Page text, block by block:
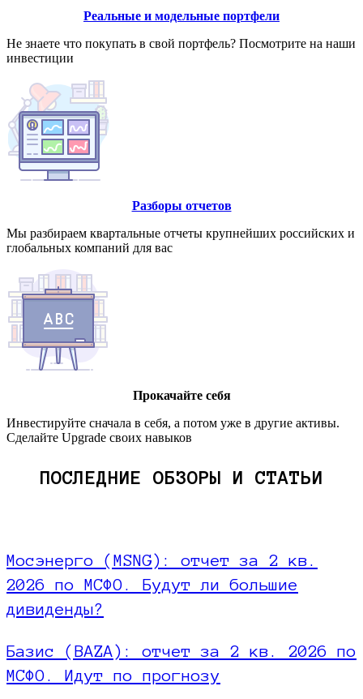
Реальные и модельные портфели
Не знаете что покупать в свой портфель? Посмотрите на наши
инвестиции
Разборы отчетов
Мы разбираем квартальные отчеты крупнейших российских и
глобальных компаний для вас
Прокачайте себя
Инвестируйте сначала в себя, а потом уже в другие активы.
Сделайте Upgrade своих навыков
ПОСЛЕДНИЕ ОБЗОРЫ И СТАТЬИ
Мосэнерго (MSNG): отчет за 2 кв.
2026 по МСФО. Будут ли большие
дивиденды?
Базис (BAZA): отчет за 2 кв. 2026 по
МСФО. Идут по прогнозу